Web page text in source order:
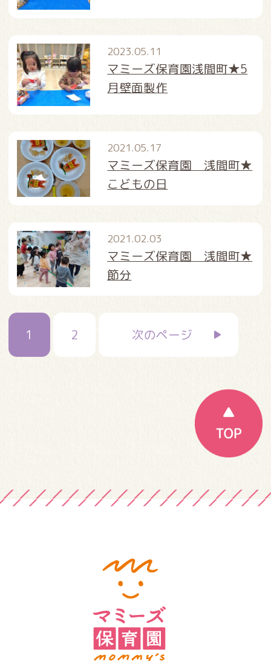
2023.05.11
マミーズ保育園浅間町★5
月壁面製作
2021.05.17
マミーズ保育園 浅間町★
こどもの日
2021.02.03
マミーズ保育園 浅間町★
節分
投
の
1 2 次のページ